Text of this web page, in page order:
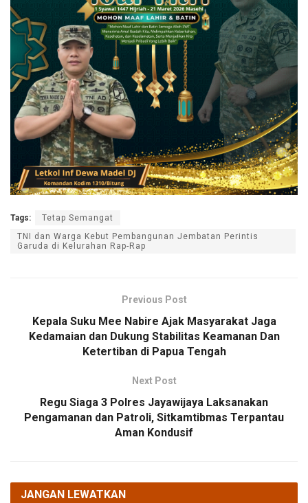
Tags:
Tetap Semangat
TNI dan Warga Kebut Pembangunan Jembatan Perintis
Garuda di Kelurahan Rap-Rap
Previous Post
Kepala Suku Mee Nabire Ajak Masyarakat Jaga
Kedamaian dan Dukung Stabilitas Keamanan Dan
Ketertiban di Papua Tengah
Next Post
Regu Siaga 3 Polres Jayawijaya Laksanakan
Pengamanan dan Patroli, Sitkamtibmas Terpantau
Aman Kondusif
JANGAN LEWATKAN